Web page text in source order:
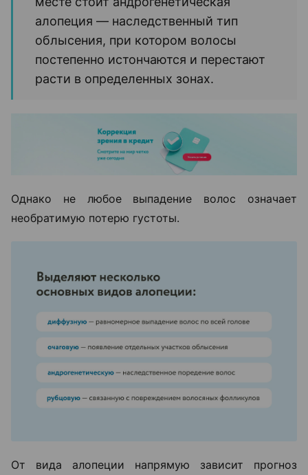
алопеция — наследственный тип
облысения, при котором волосы
постепенно истончаются и перестают
расти в определенных зонах.
Однако не любое выпадение волос означает
необратимую потерю густоты.
От вида алопеции напрямую зависит прогноз